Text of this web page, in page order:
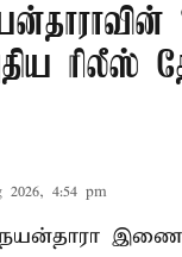
ரிலீஸ்
2026, 4:54 pm